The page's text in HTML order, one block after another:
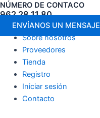
NÚMERO DE CONTACO
962 28 11 80
ENVÍANOS UN MENSAJE
Sobre nosotros
Proveedores
Tienda
Registro
Iniciar sesión
Contacto